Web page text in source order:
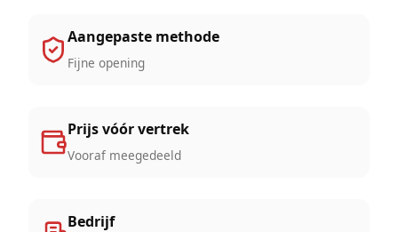
Aangepaste methode
Fijne opening
Prijs vóór vertrek
Vooraf meegedeeld
Bedrijf